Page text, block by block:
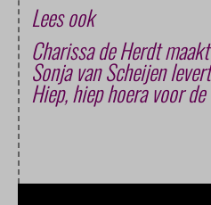
Lees ook
Charissa de Herdt
Sonja van Scheijen
Hiep, hiep hoera voor